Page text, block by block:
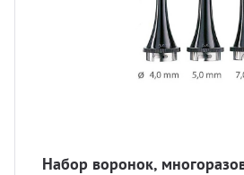
Набор воронок,